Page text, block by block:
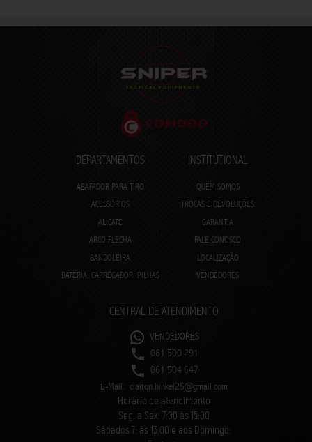
DEPARTAMENTOS
ABAFADOR PARA TIRO
ACESSÓRIOS
ALICATE
ARCO FLECHA
BANDOLEIRA
BATERIA, CARREGADOR, PILHAS
INSTITUTIONAL
QUEM SOMOS
TROCAS E DEVOLUÇÕES
GARANTIA
FALE CONOSCO
LOCALIZAÇÃO
VENDEDORES
CENTRAL DE ATENDIMENTO
VENDEDORES
061 500 291
061 504 647
E-Mail: claiton.hinkel25@gmail.com
Horário de atendimento
Seg. a Sex: 7:00 às 15:00
Sábados 7: às 13:00 e aos Domingo: